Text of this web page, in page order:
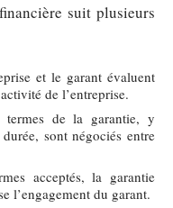
suit plusieurs
et le garant évaluent
de l’entreprise.
de la garantie, y
sont négociés entre
acceptés, la garantie
l’engagement du garant.